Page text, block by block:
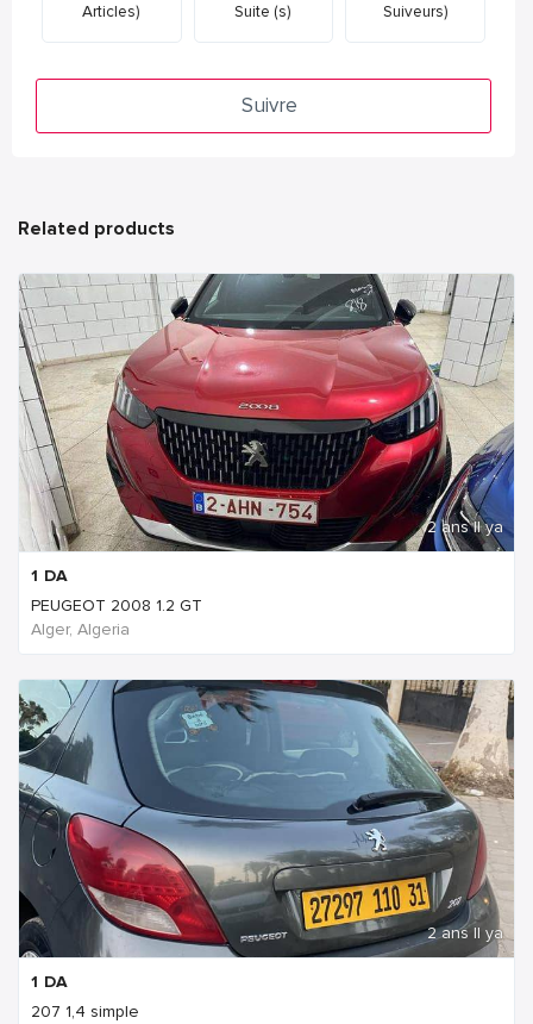
Articles) Suite (s) Suiveurs)
Suivre
Related products
2 ans Il ya
1 DA
PEUGEOT 2008 1.2 GT
Alger, Algeria
2 ans Il ya
1 DA
207 1,4 simple